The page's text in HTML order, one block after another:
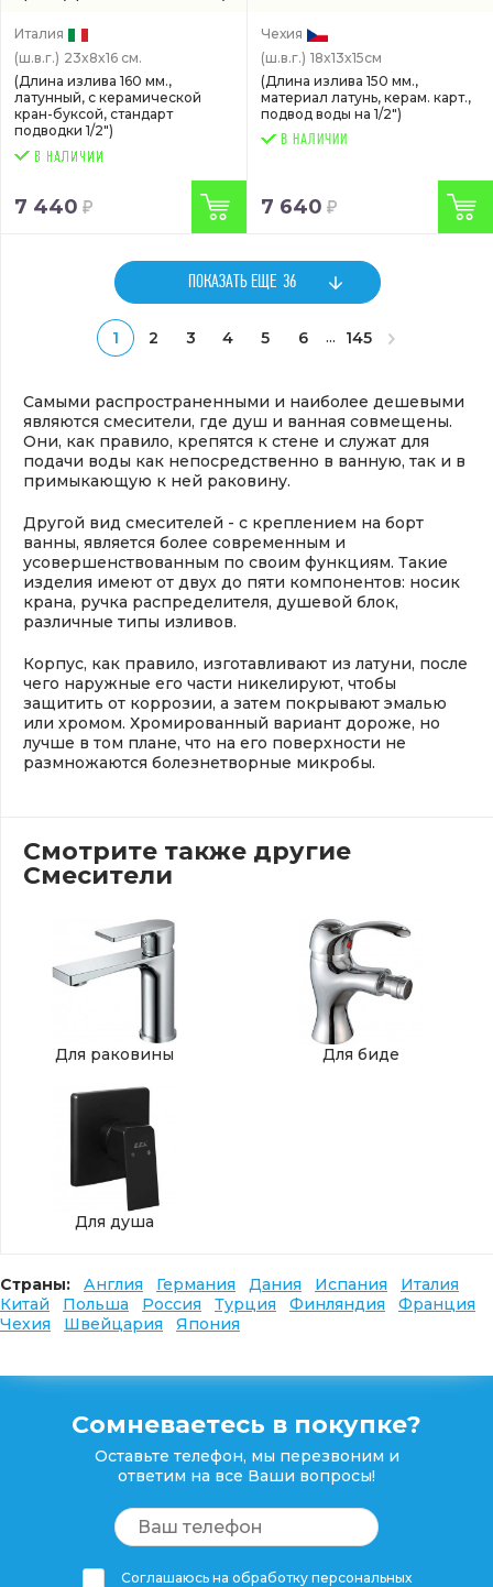
Италия
(ш.в.г.) 23x8x16 см.
(Длина излива 160 мм.,
латунный, с керамической
кран-буксой, стандарт
подводки 1/2")
7 440
Чехия
(ш.в.г.) 18x13x15см
(Длина излива 150 мм.,
материал латунь, керам. карт.,
подвод воды на 1/2")
В НАЛИЧИИ
7 640
ПОКАЗАТЬ ЕЩЕ 36
1 2 3 4 5 6 ... 145
Самыми распространенными и наиболее дешевыми
являются смесители, где душ и ванная совмещены.
Они, как правило, крепятся к стене и служат для
подачи воды как непосредственно в ванную, так и в
примыкающую к ней раковину.
Другой вид смесителей - с креплением на борт
ванны, является более современным и
усовершенствованным по своим функциям. Такие
изделия имеют от двух до пяти компонентов: носик
крана, ручка распределителя, душевой блок,
различные типы изливов.
Корпус, как правило, изготавливают из латуни, после
чего наружные его части никелируют, чтобы
защитить от коррозии, а затем покрывают эмалью
или хромом. Хромированный вариант дороже, но
лучше в том плане, что на его поверхности не
размножаются болезнетворные микробы.
Смотрите также другие
Смесители
Для раковины Для биде
Для душа
Страны: Англия Германия Дания Испания
Италия
Китай
Польша Россия Турция Финляндия
Франция
Чехия
Швейцария Япония
Сомневаетесь в покупке?
Оставьте телефон, мы перезвоним и
ответим на все Ваши вопросы!
Соглашаюсь на обработку персональных